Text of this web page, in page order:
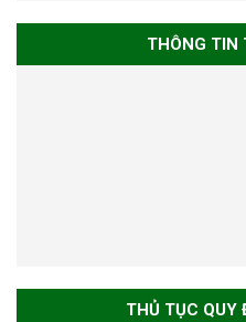
THÔNG TIN
THỦ TỤC QUY